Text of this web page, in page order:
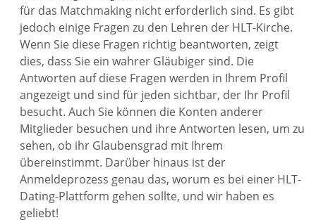
für das Matchmaking nicht erforderlich sind. Es gibt
jedoch einige Fragen zu den Lehren der HLT-Kirche.
Wenn Sie diese Fragen richtig beantworten, zeigt
dies, dass Sie ein wahrer Gläubiger sind. Die
Antworten auf diese Fragen werden in Ihrem Profil
angezeigt und sind für jeden sichtbar, der Ihr Profil
besucht. Auch Sie können die Konten anderer
Mitglieder besuchen und ihre Antworten lesen, um zu
sehen, ob ihr Glaubensgrad mit Ihrem
übereinstimmt. Darüber hinaus ist der
Anmeldeprozess genau das, worum es bei einer HLT-
Dating-Plattform gehen sollte, und wir haben es
geliebt!